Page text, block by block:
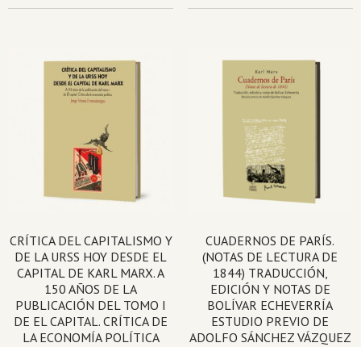
CRÍTICA DEL CAPITALISMO Y
DE LA URSS HOY DESDE EL
CAPITAL DE KARL MARX. A
150 AÑOS DE LA
PUBLICACIÓN DEL TOMO I
DE EL CAPITAL. CRÍTICA DE
LA ECONOMÍA POLÍTICA
CUADERNOS DE PARÍS.
(NOTAS DE LECTURA DE
1844) TRADUCCIÓN,
EDICIÓN Y NOTAS DE
BOLÍVAR ECHEVERRÍA
ESTUDIO PREVIO DE
ADOLFO SÁNCHEZ VÁZQUEZ